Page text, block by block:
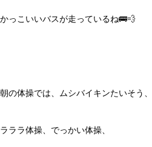
かっこいいバスが走っているね🚌💨
朝の体操では、ムシバイキンたいそう、
ラララ体操、でっかい体操、